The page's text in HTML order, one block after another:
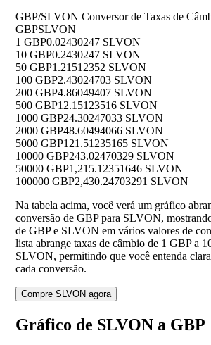
GBP/SLVON Conversor de Taxas de
GBPSLVON
1 GBP0.02430247 SLVON
10 GBP0.2430247 SLVON
50 GBP1.21512352 SLVON
100 GBP2.43024703 SLVON
200 GBP4.86049407 SLVON
500 GBP12.15123516 SLVON
1000 GBP24.30247033 SLVON
2000 GBP48.60494066 SLVON
5000 GBP121.51235165 SLVON
10000 GBP243.02470329 SLVON
50000 GBP1,215.12351646 SLVON
100000 GBP2,430.24703291 SLVON
Na tabela acima, você verá um gráfico
conversão de GBP para SLVON,
de GBP e SLVON em vários valores de
lista abrange taxas de câmbio de 1 GBP a
SLVON, permitindo que você entenda
cada conversão.
Compre SLVON agora
Gráfico de SLVON a GBP